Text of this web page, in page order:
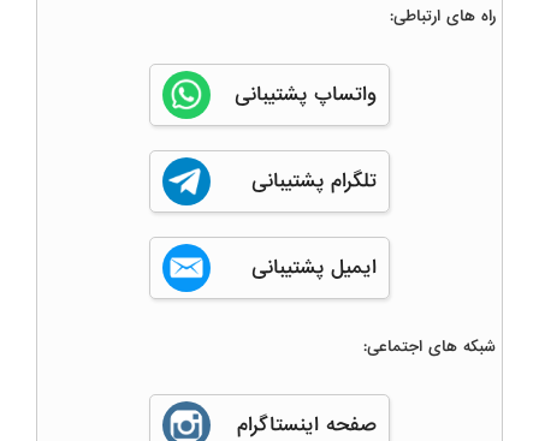
راه های ارتباطی:
واتساپ پشتیبانی
تلگرام پشتیبانی
ایمیل پشتیبانی
شبکه های اجتماعی:
صفحه اینستاگرام